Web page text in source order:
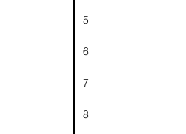
5
6
7
8